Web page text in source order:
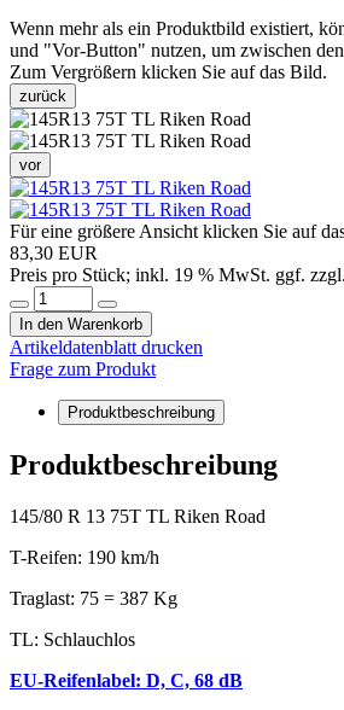
Wenn mehr als ein Produktbild existiert,
und "Vor-Button" nutzen, um zwischen
Zum Vergrößern klicken Sie auf das Bild.
zurück
vor
Für eine größere Ansicht klicken Sie auf
83,30 EUR
Preis pro Stück; inkl. 19 % MwSt. ggf. zzgl.
In den Warenkorb
Artikeldatenblatt drucken
Frage zum Produkt
Produktbeschreibung
Produktbeschreibung
145/80 R 13 75T TL Riken Road
T-Reifen: 190 km/h
Traglast: 75 = 387 Kg
TL: Schlauchlos
EU-Reifenlabel: D, C, 68 dB